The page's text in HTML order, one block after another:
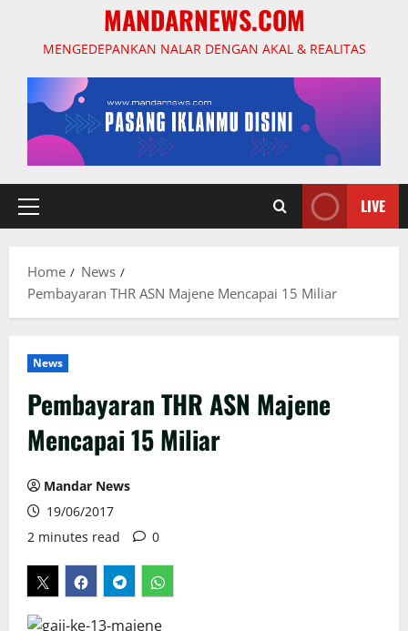
MANDARNEWS.COM
MENGEDEPANKAN NALAR DENGAN AKAL & REALITAS
Primary
LIVE
Home
News
Pembayaran THR ASN Majene Mencapai 15 Miliar
News
Pembayaran THR ASN Majene
Mencapai 15 Miliar
Mandar News
19/06/2017
2 minutes read
0